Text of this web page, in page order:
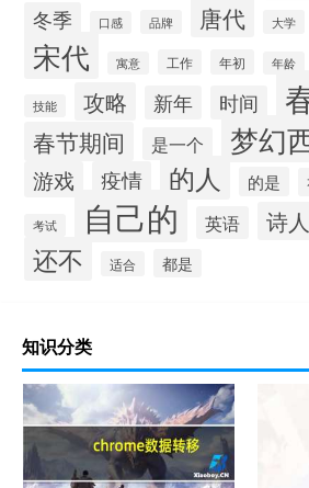
冬季 口感 品牌 唐代 大学
宋代 寓意 工作 年初 年龄
技能 攻略 新年 时间
春节期间 是一个 梦幻
游戏 疫情 的人 的是
考试 自己的 英语 诗人
还不 适合 都是
知识分类